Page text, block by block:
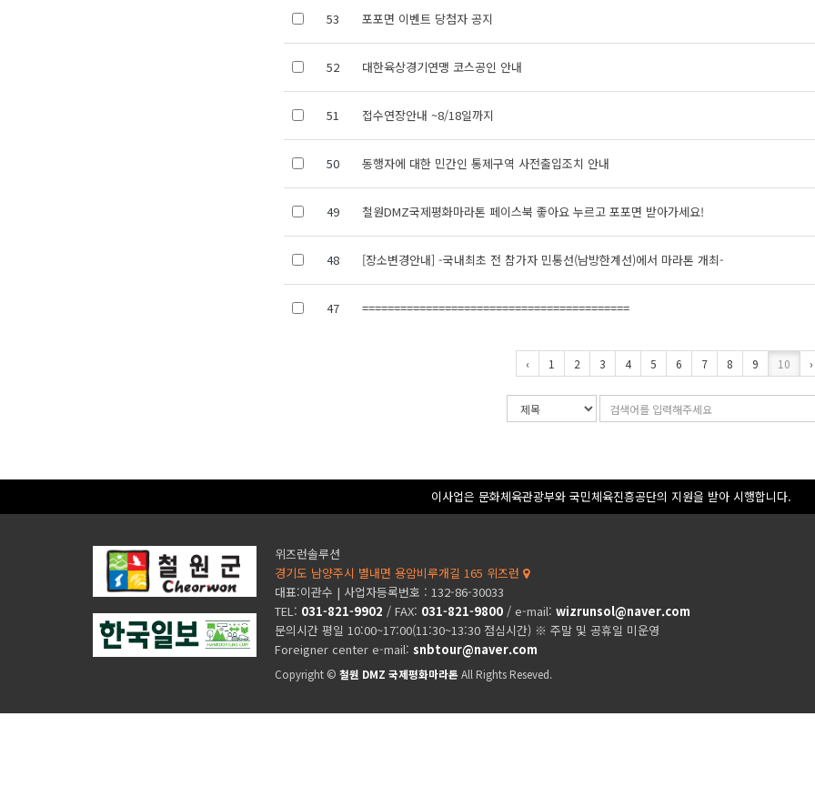
53 포포면 이벤트 당첨자 공지
52 대한육상경기연맹 코스공인 안내
51 접수연장안내 ~8/18일까지
50 동행자에 대한 민간인 통제구역 사전출입조치 안내
49 철원DMZ국제평화마라톤 페이스북 좋아요 누르고 포포면 받아가세요!
48 [장소변경안내] -국내최초 전 참가자 민통선(남방한계선)에서 마라톤 개최-
47 ==========================================
‹ 1 2 3 4 5 6 7 8 9 10 ›
검
색
검
색
이사업은 문화체육관광부와 국민체육진흥공단의 지원을 받아 시행합니다.
위즈런솔루션
경기도 남양주시 별내면 용암비루개길 165 위즈런
대표:이관수 | 사업자등록번호 : 132-86-30033
TEL: 031-821-9902 / FAX: 031-821-9800 / e-mail: wizrunsol@naver.com
문의시간 평일 10:00~17:00(11:30~13:30 점심시간) ※ 주말 및 공휴일 미운영
Foreigner center e-mail: snbtour@naver.com
Copyright © 철원 DMZ 국제평화마라톤All Rights Reseved.